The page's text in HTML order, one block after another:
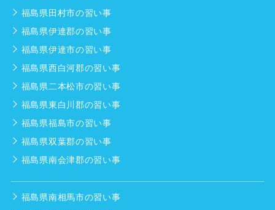
福島県田村市の習い事
福島県伊達郡の習い事
福島県伊達市の習い事
福島県西白河郡の習い事
福島県二本松市の習い事
福島県東白川郡の習い事
福島県福島市の習い事
福島県双葉郡の習い事
福島県南会津郡の習い事
福島県南相馬市の習い事